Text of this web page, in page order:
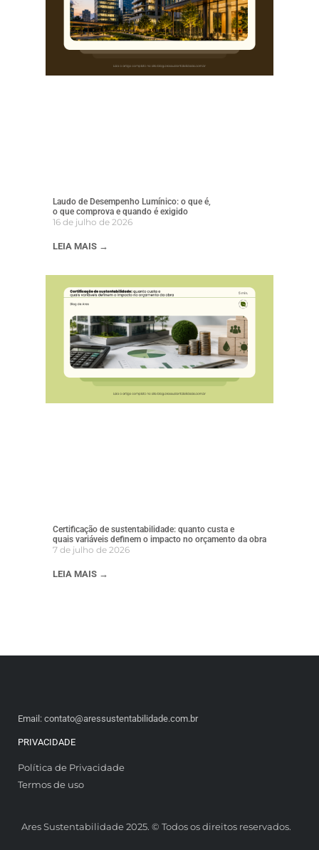
Laudo de Desempenho Lumínico: o que é,
o que comprova e quando é exigido
16 de julho de 2026
LEIA MAIS →
Certificação de sustentabilidade: quanto custa e
quais variáveis definem o impacto no orçamento da obra
7 de julho de 2026
LEIA MAIS →
Email: contato@aressustentabilidade.com.br
PRIVACIDADE
Política de Privacidade
Termos de uso
Ares Sustentabilidade 2025. © Todos os direitos reservados.